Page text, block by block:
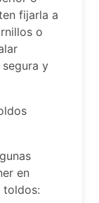
fijarla a
o
y
en
toldos: